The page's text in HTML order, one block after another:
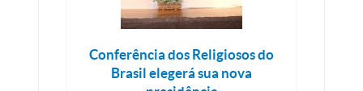
Conferência dos Religiosos do
Brasil elegerá sua nova